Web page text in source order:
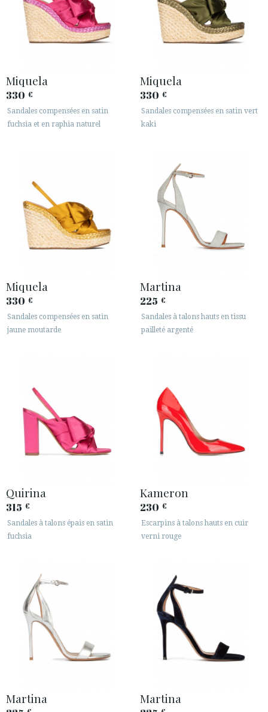
Miquela
330 €
Sandales compensées en satin
fuchsia et en raphia naturel
Miquela
330 €
Sandales compensées en satin vert
kaki
Miquela
330 €
Sandales compensées en satin
jaune moutarde
Martina
225 €
Sandales à talons hauts en tissu
pailleté argenté
Quirina
315 €
Sandales à talons épais en satin
fuchsia
Kameron
230 €
Escarpins à talons hauts en cuir
verni rouge
Martina Martina